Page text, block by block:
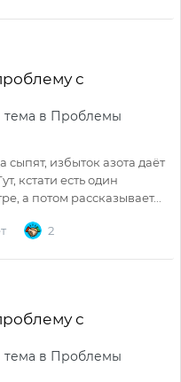
с
тема в Проблемы
сыпят, избыток азота даёт
кстати есть один
а потом рассказывает...
2
с
тема в Проблемы